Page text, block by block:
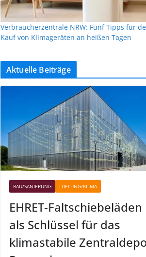
Verbraucherzentrale NRW: Fünf Tipps für
Kauf von Klimageräten an heißen Tagen
Aktuelle Beiträge
BAU/SANIERUNG LÜFTUNG/KLIMA
EHRET-Faltschiebeläden
als Schlüssel für das
klimastabile